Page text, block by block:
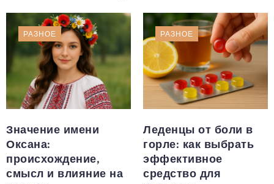
РАЗНОЕ
Значение имени
Оксана:
происхождение,
смысл и влияние на
РАЗНОЕ
Леденцы от боли в
горле: как выбрать
эффективное
средство для